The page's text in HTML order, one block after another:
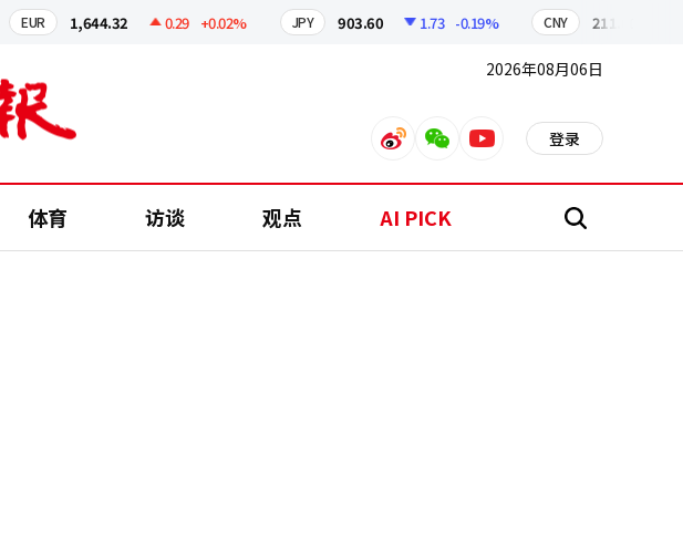
EUR 1,644.32 0.29 +0.02% JPY 903.60 1.73 -0.19% CNY 211.00
2026年08月06日
weiboweixinyoutube 登录
体育 访谈 观点 AI PICK 搜